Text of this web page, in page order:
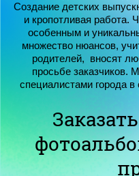
Создание детских
и кропотливая работа.
особенным и
множество нюансов,
родителей, вносят
просьбе заказчиков.
специалистами города